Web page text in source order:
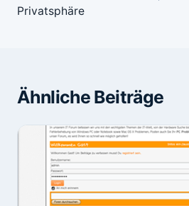
Privatsphäre
Ähnliche Beiträge